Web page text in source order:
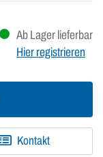
Ab Lager lieferbar
Hier registrieren
Kontakt